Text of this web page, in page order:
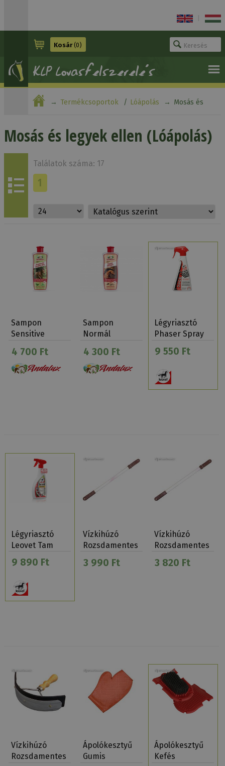
Kosár(0)
Termékcsoportok Lóápolás Mosás és
legyek ellen
Mosás és legyek ellen (Lóápolás)
Találatok száma: 17
1
Sampon
Sensitive
4 700 Ft
Sampon
Normál
4 300 Ft
Légyriasztó
Phaser Spray
9 550 Ft
Légyriasztó
Leovet Tam
9 890 Ft
Vízkihúzó
Rozsdamentes
Fog…
3 990 Ft
Vízkihúzó
Rozsdamentes
3 820 Ft
Vízkihúzó
Rozsdamentes
Ápolókesztyű
Gumis
Ápolókesztyű
Kefés